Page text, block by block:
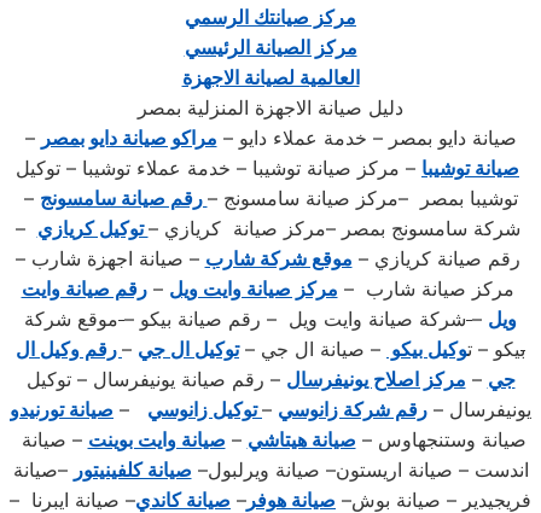
مركز صيانتك الرسمي
مركز الصيانة الرئيسي
العالمية لصيانة الاجهزة
دليل صيانة الاجهزة المنزلية بمصر
صيانة دايو بمصر – خدمة عملاء دايو – مراكو صيانة دايو بمصر –
صيانة توشيبا – مركز صيانة توشيبا – خدمة عملاء توشيبا – توكيل
توشيبا بمصر –مركز صيانة سامسونج – رقم صيانة سامسونج –
شركة سامسونج بمصر –مركز صيانة كريازي –توكيل كريازي –
رقم صيانة كريازي – موقع شركة شارب – صيانة اجهزة شارب –
مركز صيانة شارب – مركز صيانة وايت ويل –رقم صيانة وايت
ويل – شركة صيانة وايت ويل – رقم صيانة بيكو – موقع شركة
بيكو – توكيل بيكو – صيانة ال جي –توكيل ال جي – رقم وكيل ال
جي – مركز اصلاح يونيفرسال – رقم صيانة يونيفرسال – توكيل
يونيفرسال – رقم شركة زانوسي –توكيل زانوسي – صيانة تورنيدو
صيانة وستنجهاوس – صيانة هيتاشي – صيانة وايت بوينت – صيانة
اندست – صيانة اريستون– صيانة ويرلبول– صيانة كلفينيتور –صيانة
فريجيدير – صيانة بوش– صيانة هوفر – صيانة كاندي– صيانة ايبرنا –